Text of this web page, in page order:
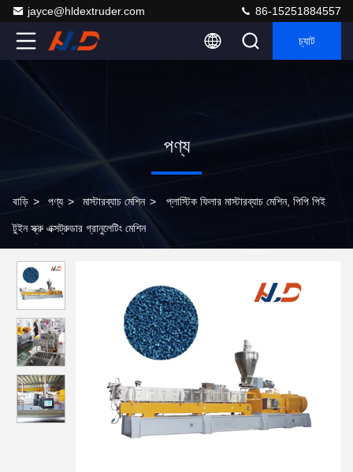
jayce@hldextruder.com 86-15251884557
চ্যাট
পণ্য
বাড়ি > পণ্য > মাস্টারব্যাচ মেশিন > প্লাস্টিক ফিলার মাস্টারব্যাচ মেশিন, পিপি পিই
টুইন স্ক্রু এক্সট্রুডার গ্রানুলেটিং মেশিন